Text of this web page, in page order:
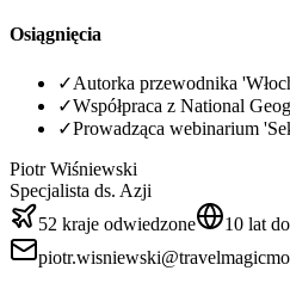
Osiągnięcia
✓Autorka przewodnika
✓Współpraca z National
✓Prowadząca webinarium
Piotr Wiśniewski
Specjalista ds. Azji
52 kraje odwiedzone
10 lat